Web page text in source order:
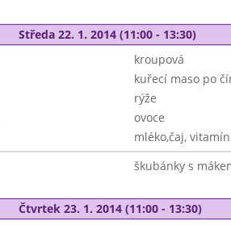
Středa 22. 1. 2014 (11:00 - 13:30)
kroupová
kuřecí maso po
rýže
ovoce
mléko,čaj,
škubánky s
Čtvrtek 23. 1. 2014 (11:00 - 13:30)